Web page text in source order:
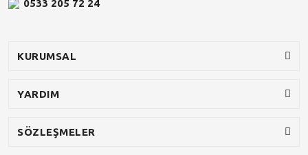
0533 205 72 24
KURUMSAL
YARDIM
SÖZLEŞMELER